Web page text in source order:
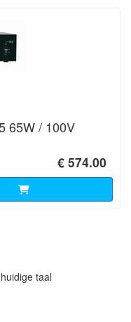
65W / 100V
€ 574.00
taal